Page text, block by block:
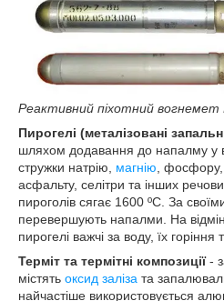
Реактивний піхотний
Пирогелі (металізовані
шляхом додавання до напалму у
стружки натрію, магнію ,
асфальту, селітри та інших
пироголів сягає 1600 ºС. За
перевершують напалми. На
пирогелі важчі за воду, їх
Терміт та термітні композиції-
містять оксид заліза та
найчастіше використовується